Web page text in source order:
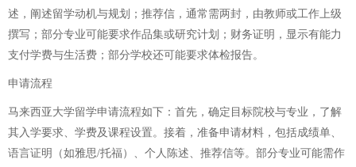
述，阐述留学动机与规划；推荐信，通常需两封，由教师或工作上级
撰写；部分专业可能要求作品集或研究计划；财务证明，显示有能力
支付学费与生活费；部分学校还可能要求体检报告。
申请流程
马来西亚大学留学申请流程如下：首先，确定目标院校与专业，了解
其入学要求、学费及课程设置。接着，准备申请材料，包括成绩单、
语言证明（如雅思/托福）、个人陈述、推荐信等。部分专业可能需作